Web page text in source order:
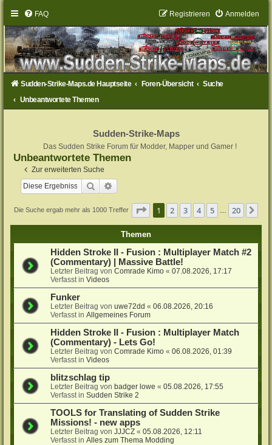
FAQ Anmelden
Registrieren
Sudden-Strike-Maps.de Hauptseite Foren-Übersicht
Suche
Unbeantwortete Themen
Sudden-Strike-Maps
Das Sudden Strike Forum für Modder, Mapper und Gamer !
Unbeantwortete Themen
Zur erweiterten Suche
Suche
Die Suche ergab mehr als 1000 Treffer Seite 1von 20
1 2 3 4 5 20
Themen
Hidden Stroke II - Fusion : Multiplayer Match #2
(Commentary) | Massive Battle!
Letzter Beitrag vonComrade Kimo «07.08.2026, 17:17
Verfasst inVideos
Funker
Letzter Beitrag vonuwe72dd «06.08.2026, 20:16
Verfasst inAllgemeines Forum
Hidden Stroke II - Fusion : Multiplayer Match
(Commentary) - Lets Go!
Letzter Beitrag vonComrade Kimo «06.08.2026, 01:39
Verfasst inVideos
blitzschlag tip
Letzter Beitrag vonbadger lowe «05.08.2026, 17:55
Verfasst inSudden Strike 2
TOOLS for Translating of Sudden Strike
Missions! - new apps
Letzter Beitrag vonJJJCZ «05.08.2026, 12:11
Verfasst inAlles zum Thema Modding